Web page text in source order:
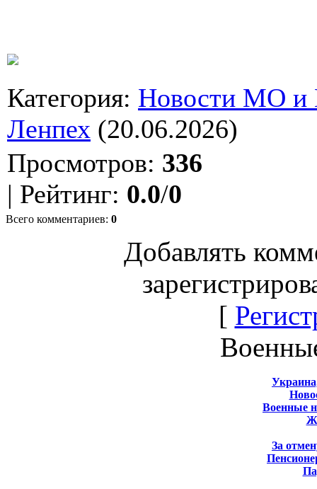
Категория: Новости МО
Ленпех (20.06.2026)
Просмотров: 336
| Рейтинг: 0.0/0
Всего комментариев: 0
Добавлять
[
Военные
За